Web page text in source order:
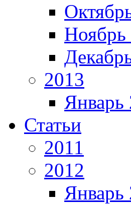
Ноябрь
2013
Январь
Статьи
2011
2012
Январь